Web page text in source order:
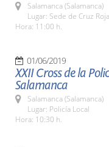
Salamanca (Salamanca)
Lugar: Sede de Cruz Roja
Hora: 11:00 h.
01/06/2019
XXII Cross de la
Salamanca
Salamanca (Salamanca)
Lugar: Policía Local
Hora: 10:30 h.